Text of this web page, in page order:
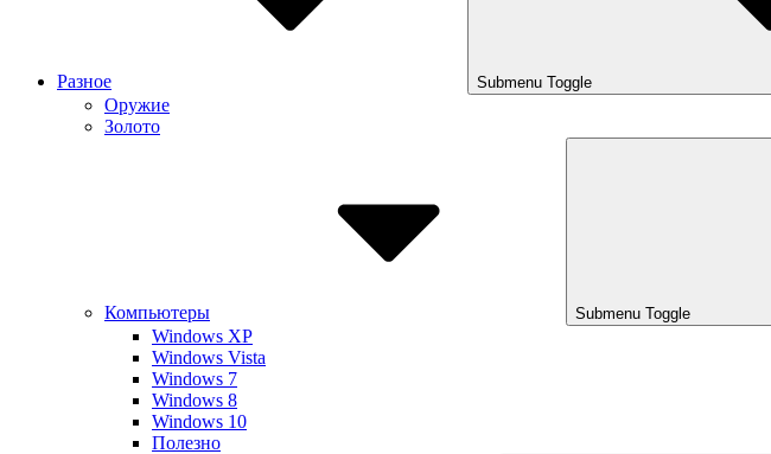
Разное Submenu Toggle
Оружие
Золото
Компьютеры Submenu Toggle
Windows XP
Windows Vista
Windows 7
Windows 8
Windows 10
Полезно